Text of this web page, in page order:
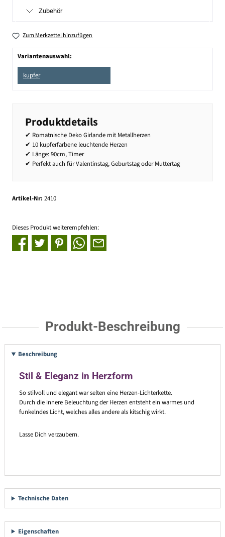
Zubehör
Zum Merkzettel hinzufügen
Variantenauswahl:
kupfer
Produktdetails
✔ Romatnische Deko Girlande mit Metallherzen
✔ 10 kupferfarbene leuchtende Herzen
✔ Länge: 90cm, Timer
✔ Perfekt auch für Valentinstag, Geburtstag oder Muttertag
Artikel-Nr: 2410
Dieses Produkt weiterempfehlen:
Produkt-Beschreibung
Beschreibung
Stil & Eleganz in Herzform
So stilvoll und elegant war selten eine Herzen-Lichterkette.
Durch die innere Beleuchtung der Herzen entsteht ein warmes und
funkelndes Licht, welches alles andere als kitschig wirkt.
Lasse Dich verzaubern.
Technische Daten
Eigenschaften